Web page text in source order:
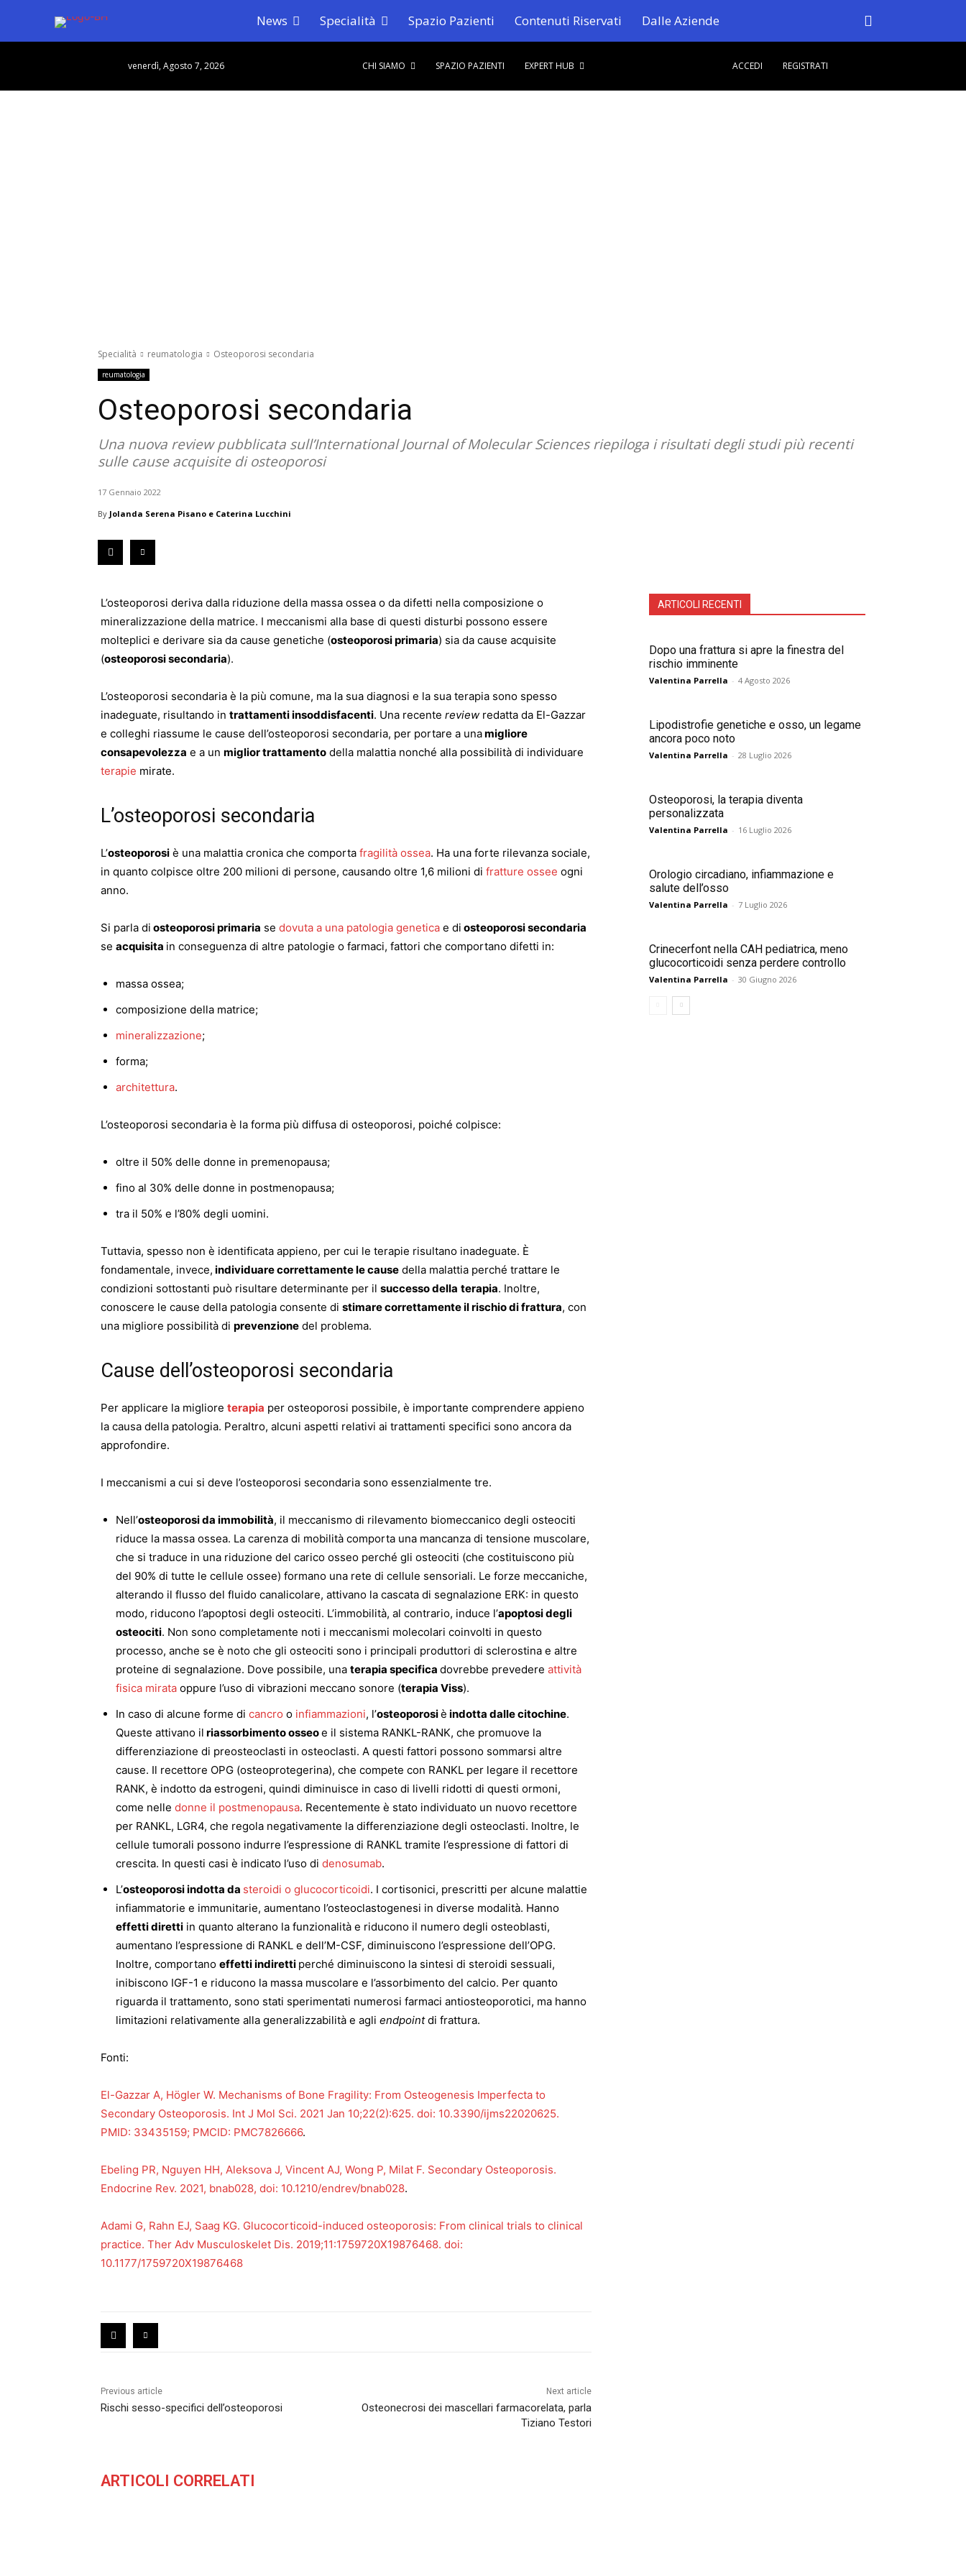
News Specialità Spazio Pazienti Contenuti Riservati Dalle Aziende
venerdì, Agosto 7, 2026 CHI SIAMO SPAZIO PAZIENTI EXPERT HUB ACCEDI REGISTRATI
Specialità reumatologia Osteoporosi secondaria
reumatologia
Osteoporosi secondaria
Una nuova review pubblicata sull’International Journal of Molecular Sciences riepiloga i risultati degli studi più recenti
sulle cause acquisite di osteoporosi
17 Gennaio 2022
By Jolanda Serena Pisano e Caterina Lucchini
L’osteoporosi deriva dalla riduzione della massa ossea o da difetti nella composizione o
mineralizzazione della matrice. I meccanismi alla base di questi disturbi possono essere
molteplici e derivare sia da cause genetiche (osteoporosi primaria) sia da cause acquisite
(osteoporosi secondaria).
L’osteoporosi secondaria è la più comune, ma la sua diagnosi e la sua terapia sono spesso
inadeguate, risultando in trattamenti insoddisfacenti. Una recente review redatta da El-Gazzar
e colleghi riassume le cause dell’osteoporosi secondaria, per portare a unamigliore
consapevolezza e a un miglior trattamento della malattia nonché alla possibilità di individuare
terapie mirate.
L’osteoporosi secondaria
L’osteoporosi è una malattia cronica che comporta fragilità ossea. Ha una forte rilevanza sociale,
in quanto colpisce oltre 200 milioni di persone, causando oltre 1,6 milioni di fratture ossee ogni
anno.
Si parla di osteoporosi primaria se dovuta a una patologia genetica e di osteoporosi secondaria
se acquisita in conseguenza di altre patologie o farmaci, fattori che comportano difetti in:
massa ossea;
composizione della matrice;
mineralizzazione;
forma;
architettura.
L’osteoporosi secondaria è la forma più diffusa di osteoporosi, poiché colpisce:
oltre il 50% delle donne in premenopausa;
fino al 30% delle donne in postmenopausa;
tra il 50% e l’80% degli uomini.
Tuttavia, spesso non è identificata appieno, per cui le terapie risultano inadeguate. È
fondamentale, invece, individuare correttamente le cause della malattia perché trattare le
condizioni sottostanti può risultare determinante per il successo della terapia. Inoltre,
conoscere le cause della patologia consente di stimare correttamente il rischio di frattura, con
una migliore possibilità di prevenzione del problema.
Cause dell’osteoporosi secondaria
Per applicare la migliore terapia per osteoporosi possibile, è importante comprendere appieno
la causa della patologia. Peraltro, alcuni aspetti relativi ai trattamenti specifici sono ancora da
approfondire.
I meccanismi a cui si deve l’osteoporosi secondaria sono essenzialmente tre.
Nell’osteoporosi da immobilità, il meccanismo di rilevamento biomeccanico degli osteociti
riduce la massa ossea. La carenza di mobilità comporta una mancanza di tensione muscolare,
che si traduce in una riduzione del carico osseo perché gli osteociti (che costituiscono più
del 90% di tutte le cellule ossee) formano una rete di cellule sensoriali. Le forze meccaniche,
alterando il flusso del fluido canalicolare, attivano la cascata di segnalazione ERK: in questo
modo, riducono l’apoptosi degli osteociti. L’immobilità, al contrario, induce l’apoptosi degli
osteociti. Non sono completamente noti i meccanismi molecolari coinvolti in questo
processo, anche se è noto che gli osteociti sono i principali produttori di sclerostina e altre
proteine di segnalazione. Dove possibile, una terapia specifica dovrebbe prevedere attività
fisica mirata oppure l’uso di vibrazioni meccano sonore (terapia Viss).
In caso di alcune forme di cancro o infiammazioni, l’osteoporosiè indotta dalle citochine.
Queste attivano il riassorbimento osseoe il sistema RANKL-RANK, che promuove la
differenziazione di preosteoclasti in osteoclasti. A questi fattori possono sommarsi altre
cause. Il recettore OPG (osteoprotegerina), che compete con RANKL per legare il recettore
RANK, è indotto da estrogeni, quindi diminuisce in caso di livelli ridotti di questi ormoni,
come nelle donne il postmenopausa. Recentemente è stato individuato un nuovo recettore
per RANKL, LGR4, che regola negativamente la differenziazione degli osteoclasti. Inoltre, le
cellule tumorali possono indurre l’espressione di RANKL tramite l’espressione di fattori di
crescita. In questi casi è indicato l’uso di denosumab.
L’osteoporosi indotta da steroidi o glucocorticoidi. I cortisonici, prescritti per alcune malattie
infiammatorie e immunitarie, aumentano l’osteoclastogenesi in diverse modalità. Hanno
effetti diretti in quanto alterano la funzionalità e riducono il numero degli osteoblasti,
aumentano l’espressione di RANKL e dell’M-CSF, diminuiscono l’espressione dell’OPG.
Inoltre, comportano effetti indiretti perché diminuiscono la sintesi di steroidi sessuali,
inibiscono IGF-1 e riducono la massa muscolare e l’assorbimento del calcio. Per quanto
riguarda il trattamento, sono stati sperimentati numerosi farmaci antiosteoporotici, ma hanno
limitazioni relativamente alla generalizzabilità e agli endpointdi frattura.
Fonti:
El-Gazzar A, Högler W. Mechanisms of Bone Fragility: From Osteogenesis Imperfecta to
Secondary Osteoporosis. Int J Mol Sci. 2021 Jan 10;22(2):625. doi: 10.3390/ijms22020625.
PMID: 33435159; PMCID: PMC7826666.
Ebeling PR, Nguyen HH, Aleksova J, Vincent AJ, Wong P, Milat F. Secondary Osteoporosis.
Endocrine Rev. 2021, bnab028, doi: 10.1210/endrev/bnab028.
Adami G, Rahn EJ, Saag KG. Glucocorticoid-induced osteoporosis: From clinical trials to clinical
practice. Ther Adv Musculoskelet Dis. 2019;11:1759720X19876468. doi:
10.1177/1759720X19876468
Previous article
Rischi sesso-specifici dell’osteoporosi
Next article
Osteonecrosi dei mascellari farmacorelata, parla
Tiziano Testori
ARTICOLI RECENTI
Dopo una frattura si apre la finestra del
rischio imminente
Valentina Parrella - 4 Agosto 2026
Lipodistrofie genetiche e osso, un legame
ancora poco noto
Valentina Parrella - 28 Luglio 2026
Osteoporosi, la terapia diventa
personalizzata
Valentina Parrella - 16 Luglio 2026
Orologio circadiano, infiammazione e
salute dell’osso
Valentina Parrella - 7 Luglio 2026
Crinecerfont nella CAH pediatrica, meno
glucocorticoidi senza perdere controllo
Valentina Parrella - 30 Giugno 2026
ARTICOLI CORRELATI